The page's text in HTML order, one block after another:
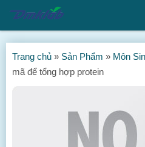
Trang chủ » Sản Phẩm » Môn
mã để tổng hợp protein